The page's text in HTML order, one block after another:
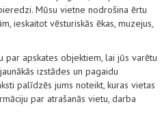
Mūsu vietne nodrošina ērtu
ieskaitot vēsturiskās ēkas, muzejus,
par apskates objektiem, lai jūs varētu
izstādes un pagaidu
palīdzēs jums noteikt, kuras vietas
par atrašanās vietu, darba